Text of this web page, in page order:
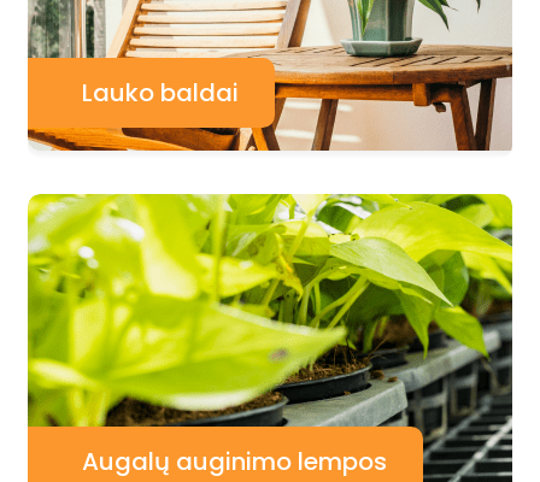
Lauko baldai
Augalų auginimo lempos